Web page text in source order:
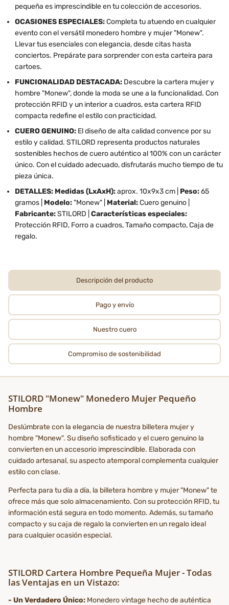
pequeña es imprescindible en tu colección de accesorios.
OCASIONES ESPECIALES:Completa tu atuendo en cualquier
evento con el versátil monedero hombre y mujer "Monew".
Llevar tus esenciales con elegancia, desde citas hasta
conciertos. Prepárate para sorprender con esta carteira para
cartoes.
FUNCIONALIDAD DESTACADA: Descubre la cartera mujer y
hombre "Monew", donde la moda se une a la funcionalidad. Con
protección RFID y un interior a cuadros, esta cartera RFID
compacta redefine el estilo con practicidad.
CUERO GENUINO: El diseño de alta calidad convence por su
estilo y calidad. STILORD representa productos naturales
sostenibles hechos de cuero auténtico al 100% con un carácter
único. Con el cuidado adecuado, disfrutarás mucho tiempo de tu
pieza única.
DETALLES: Medidas (LxAxH):aprox. 10x9x3 cm | Peso:65
gramos | Modelo:"Monew" | Material:Cuero genuino |
Fabricante:STILORD | Características especiales:
Protección RFID, Forro a cuadros, Tamaño compacto, Caja de
regalo.
Descripción del producto
Pago y envío
Nuestro cuero
Compromiso de sostenibilidad
STILORD "Monew" Monedero Mujer Pequeño
Hombre
Deslúmbrate con la elegancia de nuestra billetera mujer y
hombre "Monew". Su diseño sofisticado y el cuero genuino la
convierten en un accesorio imprescindible. Elaborada con
cuidado artesanal, su aspecto atemporal complementa cualquier
estilo con clase.
Perfecta para tu día a día, la billetera hombre y mujer "Monew" te
ofrece más que solo almacenamiento. Con su protección RFID, tu
información está segura en todo momento. Además, su tamaño
compacto y su caja de regalo la convierten en un regalo ideal
para cualquier ocasión especial.
STILORD Cartera Hombre Pequeña Mujer - Todas
las Ventajas en un Vistazo:
- Un Verdadero Único: Monedero vintage hecho de auténtica